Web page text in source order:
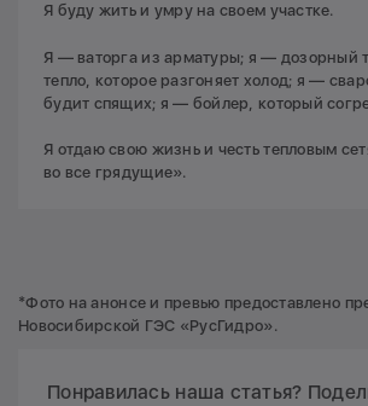
Я буду жить и умру на своем участке.
Я — ваторга из арматуры; я — дозорный
тепло, которое разгоняет холод; я —
будит спящих; я — бойлер, который
Я отдаю свою жизнь и честь тепловым
во все грядущие».
*Фото на анонсе и превью предоставлено
Новосибирской ГЭС «РусГидро».
Понравилась наша статья?